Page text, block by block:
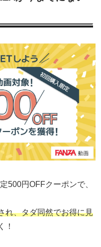
500円OFFクーポンで、
れ、タダ同然でお得に見
！